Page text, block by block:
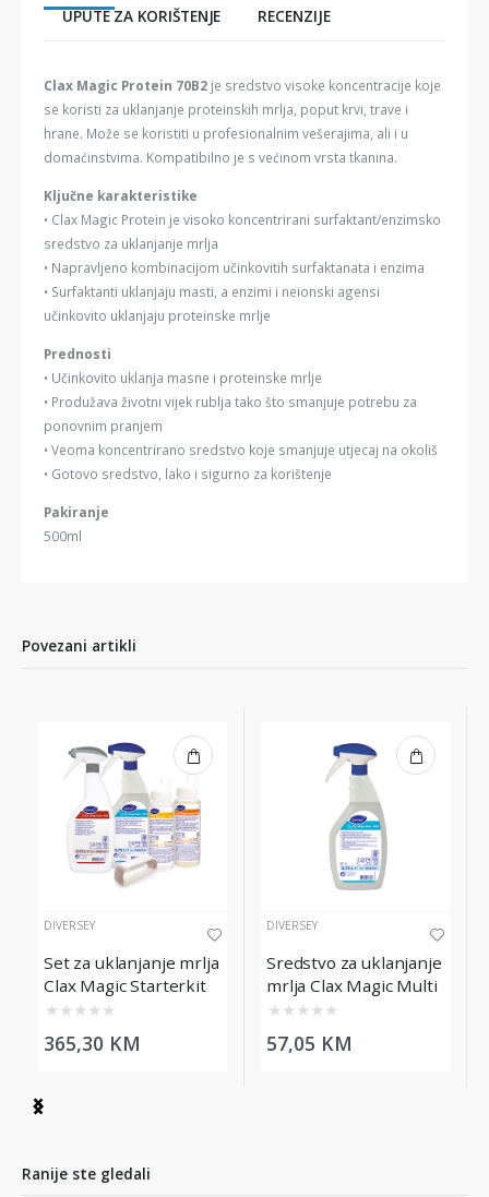
UPUTE ZA KORIŠTENJE
RECENZIJE
Clax Magic Protein 70B2 je sredstvo visoke koncentracije koje
se koristi za uklanjanje proteinskih mrlja, poput krvi, trave i
hrane. Može se koristiti u profesionalnim vešerajima, ali i u
domaćinstvima. Kompatibilno je s većinom vrsta tkanina.
Ključne karakteristike
• Clax Magic Protein je visoko koncentrirani surfaktant/enzimsko
sredstvo za uklanjanje mrlja
• Napravljeno kombinacijom učinkovitih surfaktanata i enzima
• Surfaktanti uklanjaju masti, a enzimi i neionski agensi
učinkovito uklanjaju proteinske mrlje
Prednosti
• Učinkovito uklanja masne i proteinske mrlje
• Produžava životni vijek rublja tako što smanjuje potrebu za
ponovnim pranjem
• Veoma koncentrirano sredstvo koje smanjuje utjecaj na okoliš
• Gotovo sredstvo, lako i sigurno za korištenje
Pakiranje
500ml
Povezani artikli
DIVERSEY
Set za uklanjanje mrlja
Clax Magic Starterkit
70A2
★ ★ ★ ★ ★
365,30 KM
DIVERSEY
Sredstvo za uklanjanje
mrlja Clax Magic Multi
70C2, 750ml
★ ★ ★ ★ ★
57,05 KM
Item
6
Ranije ste gledali